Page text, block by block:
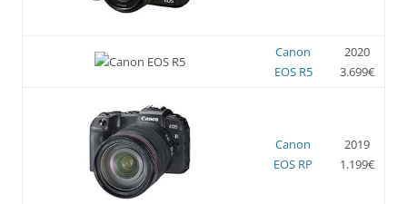
Canon
EOS R5
2020
3.699€
Canon
EOS RP
2019
1.199€